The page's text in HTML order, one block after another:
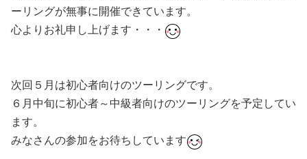
ーリングが無事に開催できています。
心よりお礼申し上げます・・・
次回５月は初心者向けのツーリングです。
６月中旬に初心者～中級者向けのツーリングを予定してい
ます。
みなさんの参加をお待ちしています